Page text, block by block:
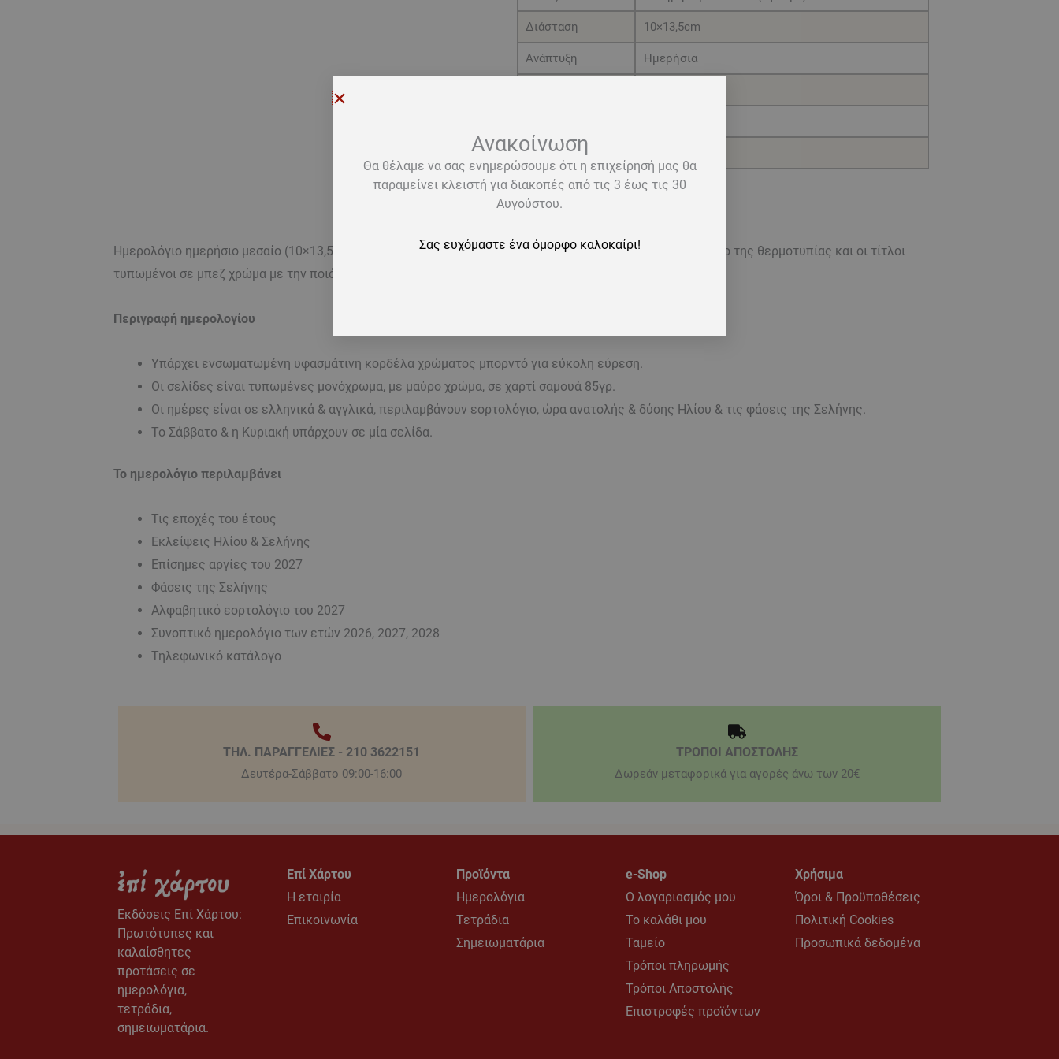
σκληρό
κάλυμμα
με
ποσότητα
Διάσταση 10×13,5cm
Ανάπτυξη Ημερήσια
Αριθμός Σελίδων
Ημερολόγιο ημερήσιο μεσαίο (10×13,5) με σκληρό εξώφυλλο με ύφασμα Savanna τυπωμένο με την μέθοδο της θερμοτυπίας και οι τίτλοι
τυπωμένοι σε μπεζ χρώμα με την ποιότητα Επι Χάρτου.
Περιγραφή ημερολογίου
Υπάρχει ενσωματωμένη υφασμάτινη κορδέλα χρώματος μπορντό για εύκολη εύρεση.
Οι σελίδες είναι τυπωμένες μονόχρωμα, με μαύρο χρώμα, σε χαρτί σαμουά 85γρ.
Οι ημέρες είναι σε ελληνικά & αγγλικά, περιλαμβάνουν εορτολόγιο, ώρα ανατολής & δύσης Ηλίου & τις φάσεις της Σελήνης.
Το Σάββατο & η Κυριακή υπάρχουν σε μία σελίδα.
Το ημερολόγιο περιλαμβάνει
Τις εποχές του έτους
Εκλείψεις Ηλίου & Σελήνης
Επίσημες αργίες του 2027
Φάσεις της Σελήνης
Αλφαβητικό εορτολόγιο του 2027
Συνοπτικό ημερολόγιο των ετών 2026, 2027, 2028
Τηλεφωνικό κατάλογο
ΤΗΛ. ΠΑΡΑΓΓΕΛΙΕΣ - 210 3622151
Δευτέρα-Σάββατο 09:00-16:00
ΤΡΟΠΟΙ ΑΠΟΣΤΟΛΗΣ
Δωρεάν μεταφορικά για αγορές άνω των 20€
Εκδόσεις Eπί Χάρτου:
Πρωτότυπες και
καλαίσθητες
προτάσεις σε
ημερολόγια,
τετράδια,
σημειωματάρια.
Επί Χάρτου
Η εταιρία
Επικοινωνία
Προϊόντα
Ημερολόγια
Τετράδια
Σημειωματάρια
e-Shop
Ο λογαριασμός μου
Το καλάθι μου
Ταμείο
Τρόποι πληρωμής
Τρόποι Αποστολής
Επιστροφές προϊόντων
Χρήσιμα
Όροι & Προϋποθέσεις
Πολιτική Cookies
Προσωπικά δεδομένα
Ανακοίνωση
Θα θέλαμε να σας ενημερώσουμε ότι η επιχείρησή μας θα
παραμείνει κλειστή για διακοπές από τις 3 έως τις 30
Αυγούστου.
Σας ευχόμαστε ένα όμορφο καλοκαίρι!